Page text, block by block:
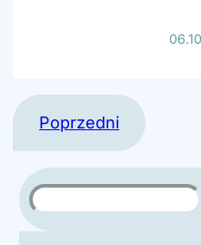
Poprzedni
S
z